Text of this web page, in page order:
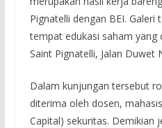
Pignatelli dengan BEI. Galeri
tempat edukasi saham yang
Saint Pignatelli, Jalan Duwet
Dalam kunjungan tersebut
diterima oleh dosen,
Capital) sekuritas. Demikian